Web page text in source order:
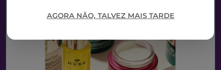
AGORA NÃO, TALVEZ MAIS TARDE